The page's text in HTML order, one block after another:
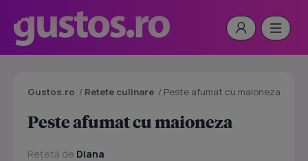
Gustos.ro / Retete culinare / Peste afumat cu maioneza
Peste afumat cu maioneza
Rețetă de Diana